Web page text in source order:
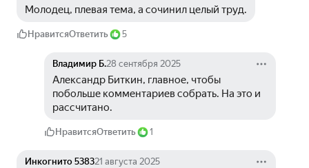
Молодец, плевая тема, а сочинил целый труд.
НравитсяОтветить 5
Владимир Б.28 сентября 2025
Александр Биткин, главное, чтобы
побольше комментариев собрать. На это и
рассчитано.
НравитсяОтветить 1
Инкогнито 538321 августа 2025